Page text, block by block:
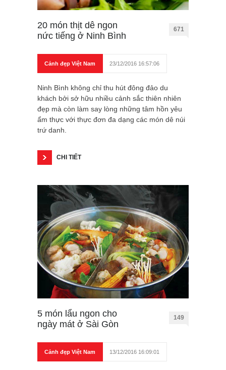
20 món thịt dê ngon
nức tiếng ở Ninh Bình
671
Cảnh đẹp Việt Nam 23/12/2016 16:57:06
Ninh Bình không chỉ thu hút đông đảo du
khách bởi sở hữu nhiều cảnh sắc thiên nhiên
đẹp mà còn làm say lòng những tâm hồn yêu
ẩm thực với thực đơn đa dạng các món dê núi
trứ danh.
CHI TIẾT
5 món lẩu ngon cho
ngày mát ở Sài Gòn
149
Cảnh đẹp Việt Nam 13/12/2016 16:09:01